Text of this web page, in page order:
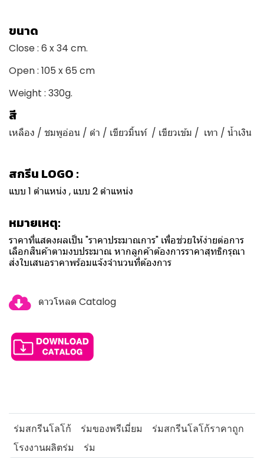
ขนาด
Close : 6 x 34 cm.
Open : 105 x 65 cm
Weight : 330g.
สี
เหลือง / ชมพูอ่อน / ดำ / เขียวมิ้นท์ / เขียวเข้ม / เทา / น้ำเงิน
สกรีน LOGO :
แบบ 1 ตำแหน่ง , แบบ 2 ตำแหน่ง
หมายเหตุ:
ราคาที่แสดงผลเป็น "ราคาประมาณการ" เพื่อช่วยให้ง่ายต่อการ
เลือกสินค้าตามงบประมาณ หากลูกค้าต้องการราคาสุทธิกรุณา
ส่งใบเสนอราคาพร้อมแจ้งจำนวนที่ต้องการ
ดาวโหลด Catalog
ร่มสกรีนโลโก้ ร่มของพรีเมี่ยม
ร่มสกรีนโลโก้ราคาถูก
โรงงานผลิตร่ม
ร่ม